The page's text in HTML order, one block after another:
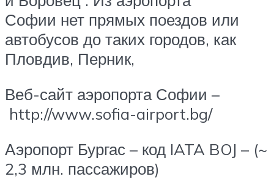
Софии нет прямых поездов или
автобусов до таких городов, как
Пловдив, Перник,
Веб-сайт аэропорта Софии –
http://www.sofia-airport.bg/
Аэропорт Бургас – код IATA BOJ – (~
2,3 млн. пассажиров)